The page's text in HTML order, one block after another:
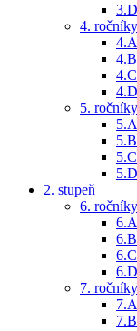
3.D
4. ročníky
4.A
4.B
4.C
4.D
5. ročníky
5.A
5.B
5.C
5.D
2. stupeň
6. ročníky
6.A
6.B
6.C
6.D
7. ročníky
7.A
7.B